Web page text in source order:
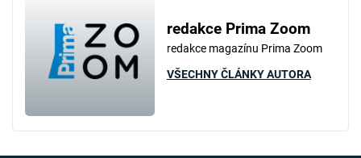
redakce Prima Zoom
redakce magazínu Prima Zoom
VŠECHNY ČLÁNKY AUTORA